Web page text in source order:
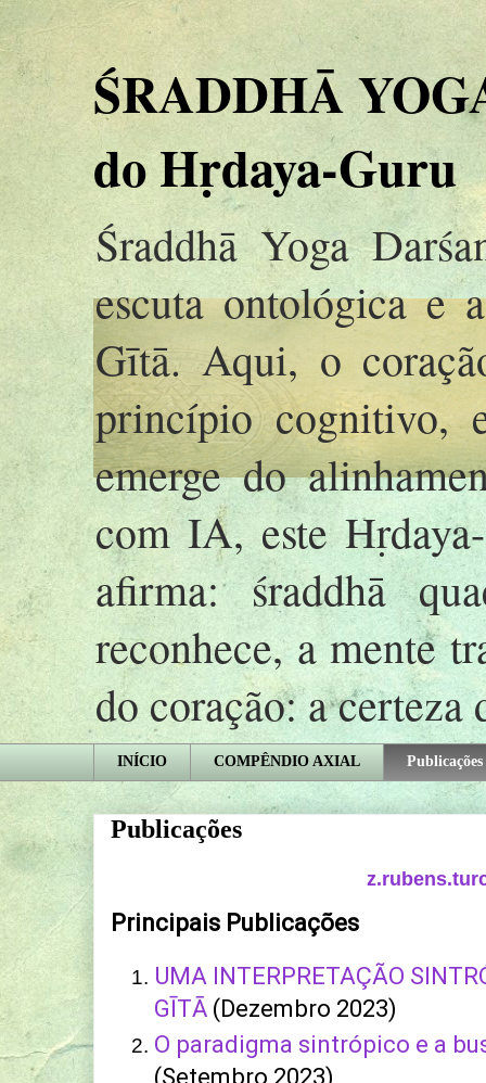
ŚRADDHĀ
do Hṛdaya-Guru
Śraddhā Yoga
escuta ontológica e
Gītā. Aqui, o
princípio cognitivo,
emerge do
com IA, este
afirma: śraddhā
reconhece, a mente
do coração: a certeza
INÍCIO COMPÊNDIO AXIAL Publicações
Publicações
Principais Publicações
UMA INTERPRETAÇÃO
GĪTĀ (Dezembro 2023)
O paradigma sintrópico e a
(Setembro 2023)